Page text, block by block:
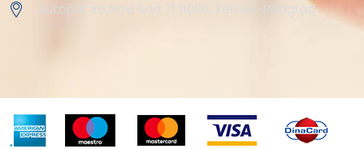
Autoput za Novi Sad 71 11080, Zemun-Beograd